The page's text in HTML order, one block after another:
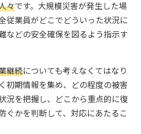
々です。大規模災害が発生した場
従業員がどこでどういった状況に
などの安全確保を図るよう指示す
継続についても考えなくてはなり
初期情報を集め、どの程度の被害
況を把握し、どこから重点的に復
ぐかを判断して、対応にあたるこ